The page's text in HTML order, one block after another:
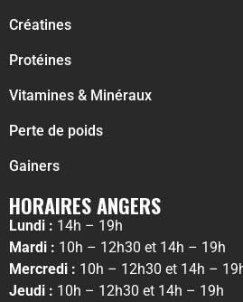
Créatines
Protéines
Vitamines & Minéraux
Perte de poids
Gainers
HORAIRES ANGERS
Lundi : 14h – 19h
Mardi : 10h – 12h30 et 14h – 19h
Mercredi : 10h – 12h30 et 14h –
Jeudi : 10h – 12h30 et 14h – 19h